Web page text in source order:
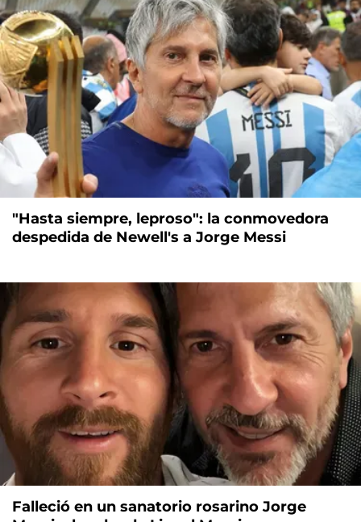
"Hasta siempre, leproso": la conmovedora
despedida de Newell's a Jorge Messi
Falleció en un sanatorio rosarino Jorge